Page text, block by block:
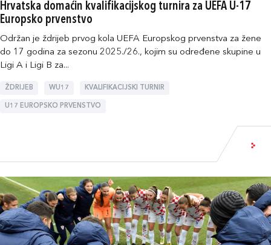
Hrvatska domaćin kvalifikacijskog turnira za UEFA U-17
Europsko prvenstvo
Održan je ždrijeb prvog kola UEFA Europskog prvenstva za žene
do 17 godina za sezonu 2025./26., kojim su određene skupine u
Ligi A i Ligi B za...
ŽDRIJEB WU17 KVALIFIKACIJSKI TURNIR
U17 EUROPSKO PRVENSTVO